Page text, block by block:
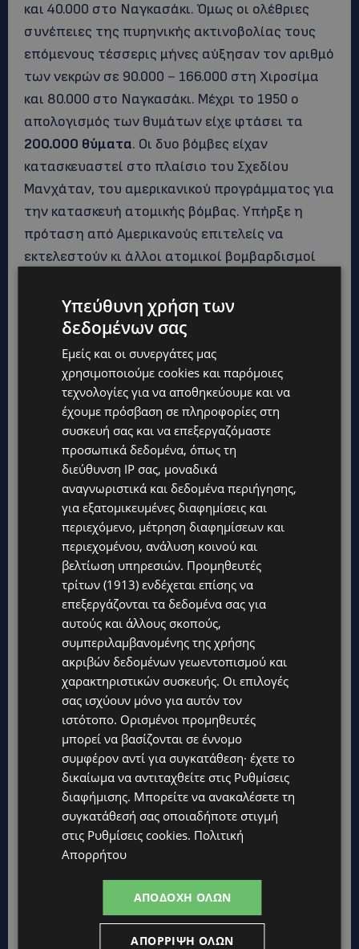
και 40.000 στο Ναγκασάκι. Όμως οι ολέθριες
συνέπειες της πυρηνικής ακτινοβολίας τους
επόμενους τέσσερις μήνες αύξησαν τον αριθμό
των νεκρών σε 90.000－166.000 στη Χιροσίμα
και 80.000 στο Ναγκασάκι. Μέχρι το 1950 ο
απολογισμός των θυμάτων είχε φτάσει τα
200.000 θύματα. Οι δυο βόμβες είχαν
κατασκευαστεί στο πλαίσιο του Σχεδίου
Μανχάταν, του αμερικανικού προγράμματος για
την κατασκευή ατομικής βόμβας. Υπήρξε η
πρόταση από Αμερικανούς επιτελείς να
εκτελεστούν κι άλλοι ατομικοί βομβαρδισμοί
τέτοιο τελικά θα συνέβαινε, καθώς η Ιαπωνία
παραδόθηκε στους συμμάχους στις 15
Αυγούστου 1945, δυο μέρες πριν την
ολοκλήρωση της κατασκευής της επόμενης
βόμβας και έξι ημέρες μετά τον βομβαρδισμό
στο Ναγκασάκι.
Πηγή: Αthensvoice
Υπεύθυνη χρήση των
δεδομένων σας
Εμείς και οι συνεργάτες μας
χρησιμοποιούμε cookies και παρόμοιες
τεχνολογίες για να αποθηκεύουμε και να
έχουμε πρόσβαση σε πληροφορίες στη
συσκευή σας και να επεξεργαζόμαστε
προσωπικά δεδομένα, όπως τη
διεύθυνση IP σας, μοναδικά
αναγνωριστικά και δεδομένα περιήγησης,
για εξατομικευμένες διαφημίσεις και
περιεχόμενο, μέτρηση διαφημίσεων και
περιεχομένου, ανάλυση κοινού και
βελτίωση υπηρεσιών. Προμηθευτές
τρίτων (1913) ενδέχεται επίσης να
επεξεργάζονται τα δεδομένα σας για
αυτούς και άλλους σκοπούς,
συμπεριλαμβανομένης της χρήσης
ακριβών δεδομένων γεωεντοπισμού και
χαρακτηριστικών συσκευής. Οι επιλογές
σας ισχύουν μόνο για αυτόν τον
ιστότοπο. Ορισμένοι προμηθευτές
μπορεί να βασίζονται σε έννομο
συμφέρον αντί για συγκατάθεση· έχετε το
δικαίωμα να αντιταχθείτε στις Ρυθμίσεις
διαφήμισης. Μπορείτε να ανακαλέσετε τη
συγκατάθεσή σας οποιαδήποτε στιγμή
στις Ρυθμίσεις cookies. Πολιτική
Απορρήτου
ΑΠΟΔΟΧΉ ΌΛΩΝ
ΑΠΌΡΡΙΨΗ ΌΛΩΝ